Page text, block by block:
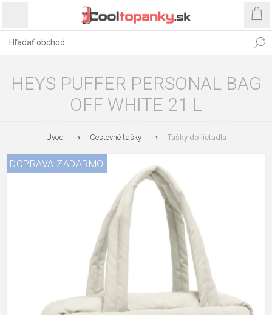
HEYS PUFFER PERSONAL BAG
OFF WHITE 21 L
Úvod Cestovné tašky Tašky do lietadla
DOPRAVA ZADARMO